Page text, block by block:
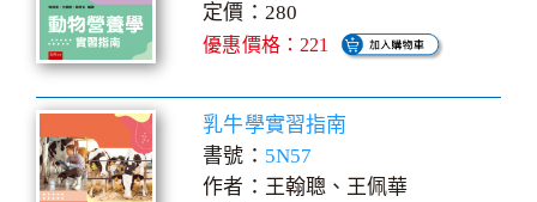
定價：280
優惠價格：221
乳牛學實習指南
書號： 5N57
作者：王翰聰、王佩華